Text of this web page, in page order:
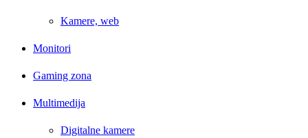
Kamere, web
Monitori
Gaming zona
Multimedija
Digitalne kamere